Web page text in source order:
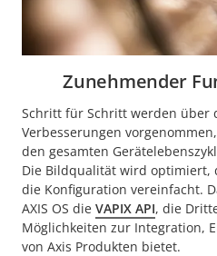
Zunehmender
Schritt für Schritt werden über
Verbesserungen
den gesamten
Die Bildqualität wird optimiert,
die Konfiguration vereinfacht.
AXIS OS die VAPIX API, die
Möglichkeiten zur Integration,
von Axis Produkten bietet.